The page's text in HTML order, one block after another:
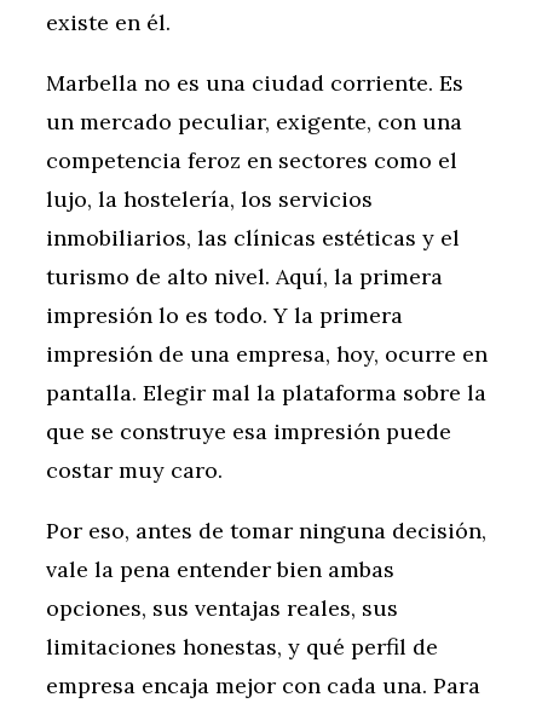
existe en él.
Marbella no es una ciudad corriente. Es
un mercado peculiar, exigente, con una
competencia feroz en sectores como el
lujo, la hostelería, los servicios
inmobiliarios, las clínicas estéticas y el
turismo de alto nivel. Aquí, la primera
impresión lo es todo. Y la primera
impresión de una empresa, hoy, ocurre en
pantalla. Elegir mal la plataforma sobre la
que se construye esa impresión puede
costar muy caro.
Por eso, antes de tomar ninguna decisión,
vale la pena entender bien ambas
opciones, sus ventajas reales, sus
limitaciones honestas, y qué perfil de
empresa encaja mejor con cada una. Para